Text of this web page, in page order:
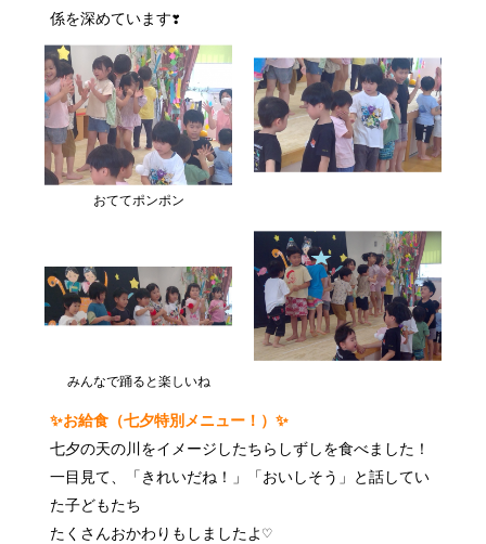
係を深めています❣
おててポンポン
みんなで踊ると楽しいね
✨お給食（七夕特別メニュー！）✨
七夕の天の川をイメージしたちらしずしを食べました！
一目見て、「きれいだね！」「おいしそう」と話してい
た子どもたち
たくさんおかわりもしましたよ♡